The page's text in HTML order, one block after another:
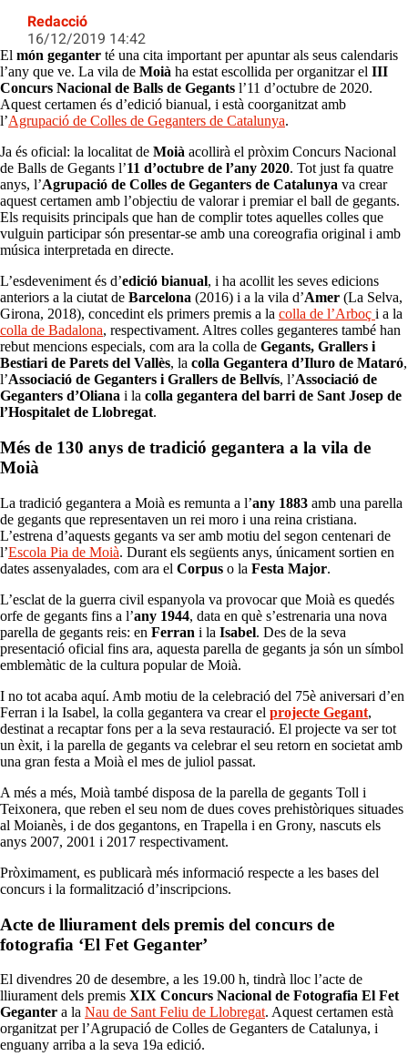
Redacció
16/12/2019 14:42
El món geganter té una cita important per apuntar als seus calendaris
l’any que ve. La vila de Moià ha estat escollida per organitzar el III
Concurs Nacional de Balls de Gegants l’11 d’octubre de 2020.
Aquest certamen és d’edició bianual, i està coorganitzat amb
l’Agrupació de Colles de Geganters de Catalunya.
Ja és oficial: la localitat de Moià acollirà el pròxim Concurs Nacional
de Balls de Gegants l’11 d’octubre de l’any 2020. Tot just fa quatre
anys, l’Agrupació de Colles de Geganters de Catalunya va crear
aquest certamen amb l’objectiu de valorar i premiar el ball de gegants.
Els requisits principals que han de complir totes aquelles colles que
vulguin participar són presentar-se amb una coreografia original i amb
música interpretada en directe.
L’esdeveniment és d’edició bianual, i ha acollit les seves edicions
anteriors a la ciutat de Barcelona (2016) i a la vila d’Amer (La Selva,
Girona, 2018), concedint els primers premis a la colla de l’Arboç i a la
colla de Badalona, respectivament. Altres colles geganteres també han
rebut mencions especials, com ara la colla de Gegants, Grallers i
Bestiari de Parets del Vallès, la colla Gegantera d’Iluro de Mataró,
l’Associació de Geganters i Grallers de Bellvís, l’Associació de
Geganters d’Oliana i la colla gegantera del barri de Sant Josep de
l’Hospitalet de Llobregat.
Més de 130 anys de tradició gegantera a la vila de
Moià
La tradició gegantera a Moià es remunta a l’any 1883 amb una parella
de gegants que representaven un rei moro i una reina cristiana.
L’estrena d’aquests gegants va ser amb motiu del segon centenari de
l’Escola Pia de Moià. Durant els següents anys, únicament sortien en
dates assenyalades, com ara el Corpus o la Festa Major.
L’esclat de la guerra civil espanyola va provocar que Moià es quedés
orfe de gegants fins a l’any 1944, data en què s’estrenaria una nova
parella de gegants reis: en Ferran i la Isabel. Des de la seva
presentació oficial fins ara, aquesta parella de gegants ja són un símbol
emblemàtic de la cultura popular de Moià.
I no tot acaba aquí. Amb motiu de la celebració del 75è aniversari d’en
Ferran i la Isabel, la colla gegantera va crear el projecte Gegant,
destinat a recaptar fons per a la seva restauració. El projecte va ser tot
un èxit, i la parella de gegants va celebrar el seu retorn en societat amb
una gran festa a Moià el mes de juliol passat.
A més a més, Moià també disposa de la parella de gegants Toll i
Teixonera, que reben el seu nom de dues coves prehistòriques situades
al Moianès, i de dos gegantons, en Trapella i en Grony, nascuts els
anys 2007, 2001 i 2017 respectivament.
Pròximament, es publicarà més informació respecte a les bases del
concurs i la formalització d’inscripcions.
Acte de lliurament dels premis del concurs de
fotografia ‘El Fet Geganter’
El divendres 20 de desembre, a les 19.00 h, tindrà lloc l’acte de
lliurament dels premis XIX Concurs Nacional de Fotografia El Fet
Geganter a la Nau de Sant Feliu de Llobregat. Aquest certamen està
organitzat per l’Agrupació de Colles de Geganters de Catalunya, i
enguany arriba a la seva 19a edició.